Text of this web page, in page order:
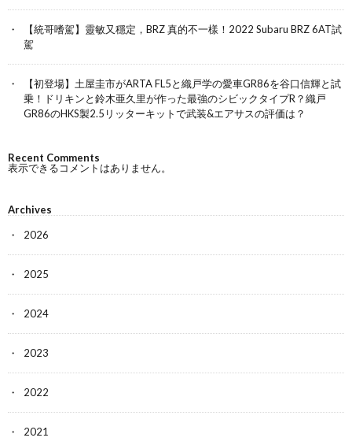
【統哥嗜駕】靈敏又穩定，BRZ 真的不一樣！2022 Subaru BRZ 6AT試
駕
【初登場】土屋圭市がARTA FL5と織戸学の愛車GR86を谷口信輝と試
乗！ドリキンと鈴木亜久里が作った最強のシビックタイプR？織戸
GR86のHKS製2.5リッターキットで武装&エアサスの評価は？
Recent Comments
表示できるコメントはありません。
Archives
2026
2025
2024
2023
2022
2021